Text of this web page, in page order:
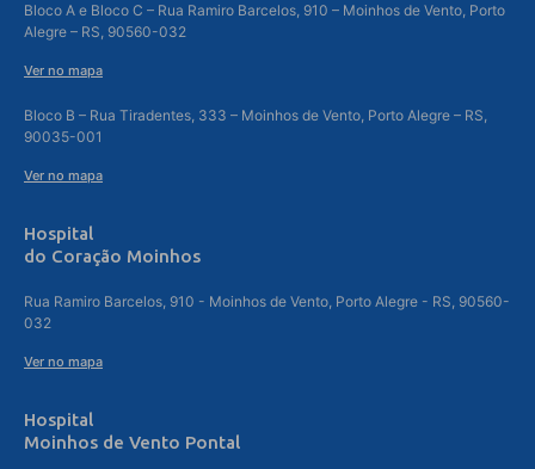
Bloco A e Bloco C – Rua Ramiro Barcelos, 910 – Moinhos de Vento, Porto
Alegre – RS, 90560-032
Ver no mapa
Bloco B – Rua Tiradentes, 333 – Moinhos de Vento, Porto Alegre – RS,
90035-001
Ver no mapa
Hospital
do Coração Moinhos
Rua Ramiro Barcelos, 910 - Moinhos de Vento, Porto Alegre - RS, 90560-
032
Ver no mapa
Hospital
Moinhos de Vento Pontal